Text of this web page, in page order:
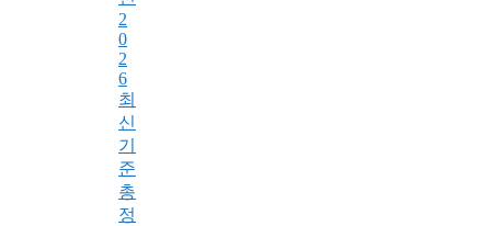
2
0
2
6
최
신
기
준
총
정